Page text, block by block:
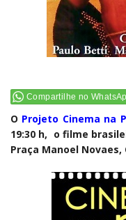
Compartilhe no
O Projeto Cinema na
19:30 h, o filme
Praça Manoel